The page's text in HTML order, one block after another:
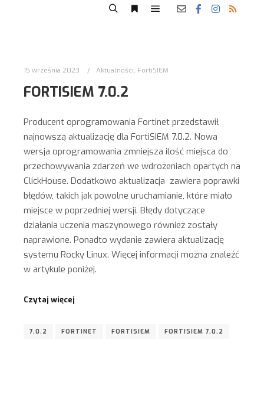
15 września 2023 Aktualności, FortiSIEM
FORTISIEM 7.0.2
Producent oprogramowania Fortinet przedstawił
najnowszą aktualizację dla FortiSIEM 7.0.2. Nowa
wersja oprogramowania zmniejsza ilość miejsca do
przechowywania zdarzeń we wdrożeniach opartych na
ClickHouse. Dodatkowo aktualizacja zawiera poprawki
błędów, takich jak powolne uruchamianie, które miało
miejsce w poprzedniej wersji. Błędy dotyczące
działania uczenia maszynowego również zostały
naprawione. Ponadto wydanie zawiera aktualizację
systemu Rocky Linux. Więcej informacji można znaleźć
w artykule poniżej.
Czytaj więcej
7.0.2 FORTINET FORTISIEM FORTISIEM 7.0.2